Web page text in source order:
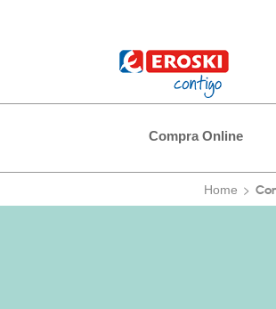
Compra Online
Home